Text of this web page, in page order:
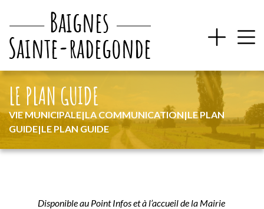
VIE MUNICIPALE|LA COMMUNICATION|LE PLAN
GUIDE|LE PLAN GUIDE
LE PLAN GUIDE
Disponible au Point Infos et à l’accueil de la Mairie